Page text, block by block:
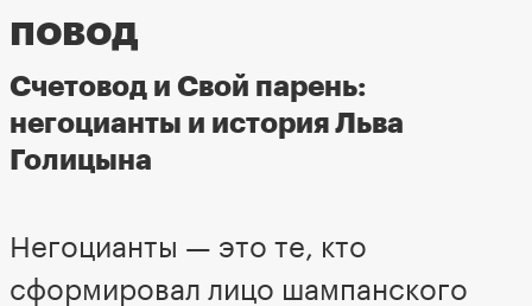
повод
Счетовод и Свой парень:
негоцианты и история Льва
Голицына
Негоцианты — это те, кто
сформировал лицо шампанского